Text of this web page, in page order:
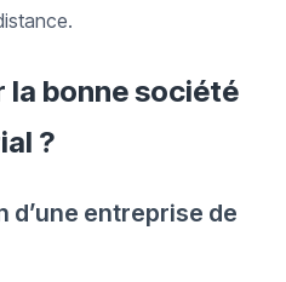
la bonne société
?
d’une entreprise de